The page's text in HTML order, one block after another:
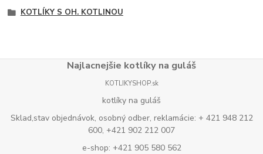
KOTLÍKY S OH. KOTLINOU
Najlacnejšie kotlíky na guláš
KOTLIKYSHOP.sk
kotlíky na guláš
Sklad,stav objednávok, osobný odber, reklamácie: + 421 948 212
600, +421 902 212 007
e-shop: +421 905 580 562